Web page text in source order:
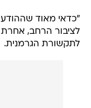
"כדאי מאוד
לציבור הרחב, אחרת
לתקשורת הגרמנית.